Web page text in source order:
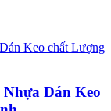
Dán Keo